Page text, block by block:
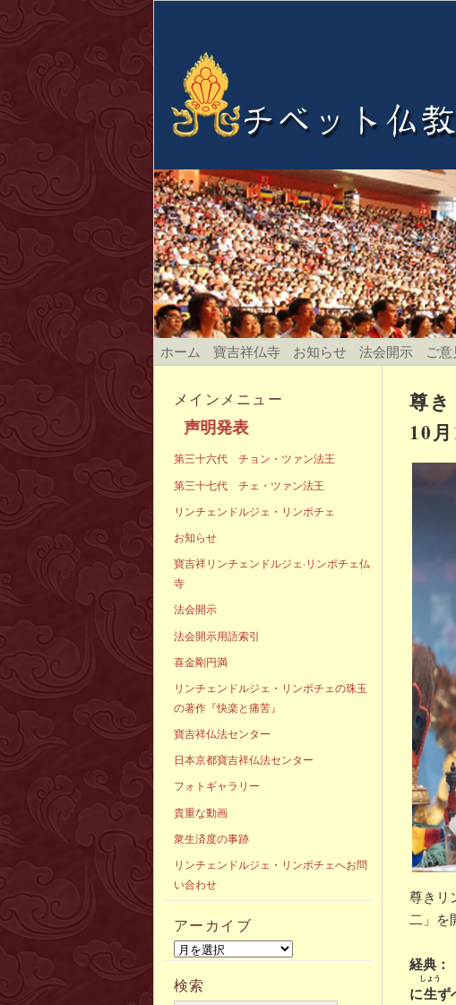
ホーム 寶吉祥仏寺 お知らせ 法会開示 ご
尊
10
尊きリ
二」を
経典：
に生
しょう
ず
メインメニュー
第三十六代 チョン・ツァン法王
第三十七代 チェ・ツァン法王
リンチェンドルジェ・リンポチェ
お知らせ
寶吉祥リンチェンドルジェ·リンポチェ仏
寺
法会開示
法会開示用語索引
喜金剛円満
リンチェンドルジェ・リンポチェの珠玉
の著作『快楽と痛苦』
寶吉祥仏法センター
日本京都寶吉祥仏法センター
フォトギャラリー
貴重な動画
衆生済度の事跡
リンチェンドルジェ・リンポチェへお問
い合わせ
アーカイブ
検索